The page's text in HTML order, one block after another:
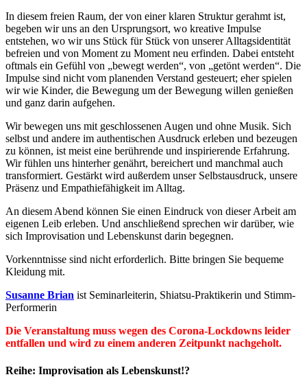
In diesem freien Raum, der von einer klaren Struktur gerahmt ist,
begeben wir uns an den Ursprungsort, wo kreative Impulse
entstehen, wo wir uns Stück für Stück von unserer Alltagsidentität
befreien und von Moment zu Moment neu erfinden. Dabei entsteht
oftmals ein Gefühl von „bewegt werden“, von „getönt werden“. Die
Impulse sind nicht vom planenden Verstand gesteuert; eher spielen
wir wie Kinder, die Bewegung um der Bewegung willen genießen
und ganz darin aufgehen.
Wir bewegen uns mit geschlossenen Augen und ohne Musik. Sich
selbst und andere im authentischen Ausdruck erleben und bezeugen
zu können, ist meist eine berührende und inspirierende Erfahrung.
Wir fühlen uns hinterher genährt, bereichert und manchmal auch
transformiert. Gestärkt wird außerdem unser Selbstausdruck, unsere
Präsenz und Empathiefähigkeit im Alltag.
An diesem Abend können Sie einen Eindruck von dieser Arbeit am
eigenen Leib erleben. Und anschließend sprechen wir darüber, wie
sich Improvisation und Lebenskunst darin begegnen.
Vorkenntnisse sind nicht erforderlich. Bitte bringen Sie bequeme
Kleidung mit.
Susanne Brian ist Seminarleiterin, Shiatsu-Praktikerin und Stimm-
Performerin
Die Veranstaltung muss wegen des Corona-Lockdowns leider
entfallen und wird zu einem anderen Zeitpunkt nachgeholt.
Reihe: Improvisation als Lebenskunst!?